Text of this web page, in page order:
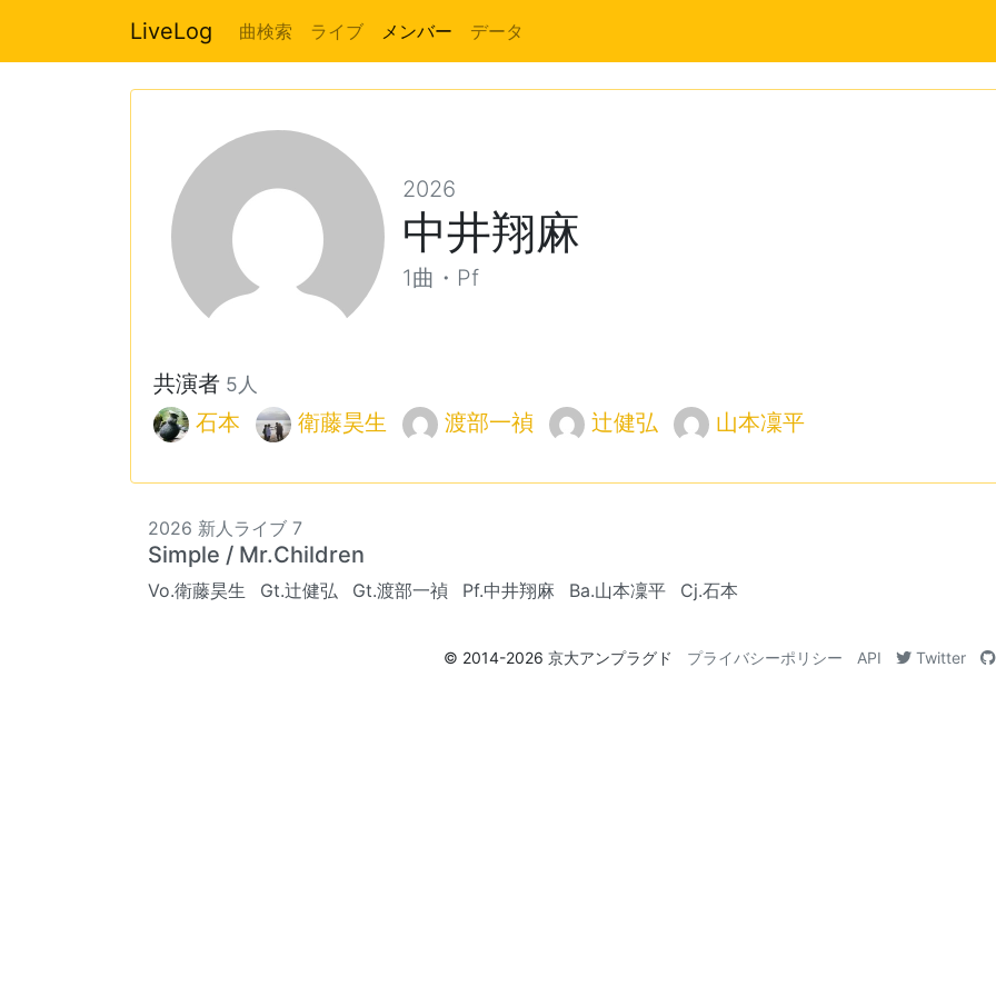
LiveLog 曲検索 ライブ メンバー データ
2026
中井翔麻
1曲・Pf
共演者 5人
石本 衛藤昊生 渡部一禎 辻健弘 山本凜平
2026 新人ライブ 7
Simple / Mr.Children
Vo.衛藤昊生 Gt.辻健弘 Gt.渡部一禎 Pf.中井翔麻 Ba.山本凜平 Cj.石本
© 2014-2026 京大アンプラグド プライバシーポリシー API Twitter